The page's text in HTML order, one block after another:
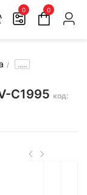
0 0
.....
C1995 код: